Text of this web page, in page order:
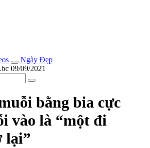
Ngày Đẹp
09/09/2021
bằng bia cực
vào là “một đi
lại”